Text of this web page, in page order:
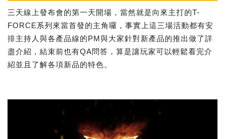
三天線上發布會的第一天開場，當然就是向來主打的T-
FORCE系列來當首發的主角囉，事實上這三場活動都有安
排主持人與各產品線的PM與大家針對新產品的推出做了詳
盡介紹，結束前也有QA問答，算是讓玩家可以輕鬆看完介
紹並且了解各項新品的特色。